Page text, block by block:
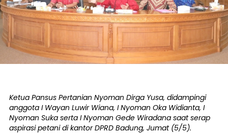
Ketua Pansus Pertanian Nyoman Dirga Yusa, didampingi
anggota I Wayan Luwir Wiana, I Nyoman Oka Widianta, I
Nyoman Suka serta I Nyoman Gede Wiradana saat serap
aspirasi petani di kantor DPRD Badung, Jumat (5/5).